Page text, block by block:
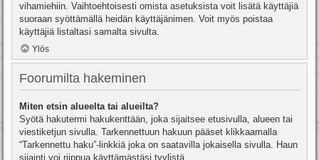
vihamiehiin. Vaihtoehtoisesti omista asetuksista voit lisätä käyttäjiä
suoraan syöttämällä heidän käyttäjänimen. Voit myös poistaa
käyttäjiä listaltasi samalta sivulta.
Ylös
Foorumilta hakeminen
Miten etsin alueelta tai alueilta?
Syötä hakutermi hakukenttään, joka sijaitsee etusivulla, alueen tai
viestiketjun sivulla. Tarkennettuun hakuun pääset klikkaamalla
“Tarkennettu haku”-linkkiä joka on saatavilla jokaisella sivulla. Haun
sijainti voi riippua käyttämästäsi tyylistä.